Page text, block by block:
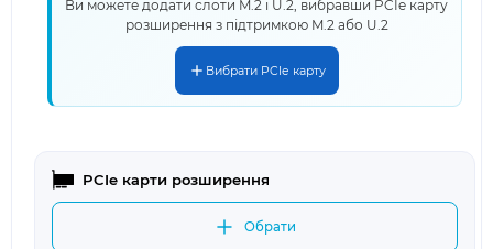
Ви можете додати слоти M.2 і U.2, вибравши PCIe карту
розширення з підтримкою M.2 або U.2
Вибрати PCIe карту
PCIe карти розширення
Обрати